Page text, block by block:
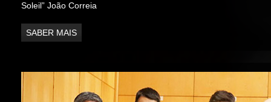
Soleil” João Correia
SABER MAIS